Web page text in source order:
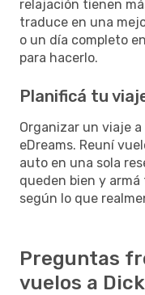
relajación tienen
traduce en una
o un día completo
para hacerlo.
Planificá tu
Organizar un viaje
eDreams. Reuní
auto en una sola
queden bien y
según lo que
Preguntas
vuelos a